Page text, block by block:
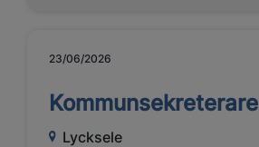
23/06/2026
Kommunsekreterare
Lycksele